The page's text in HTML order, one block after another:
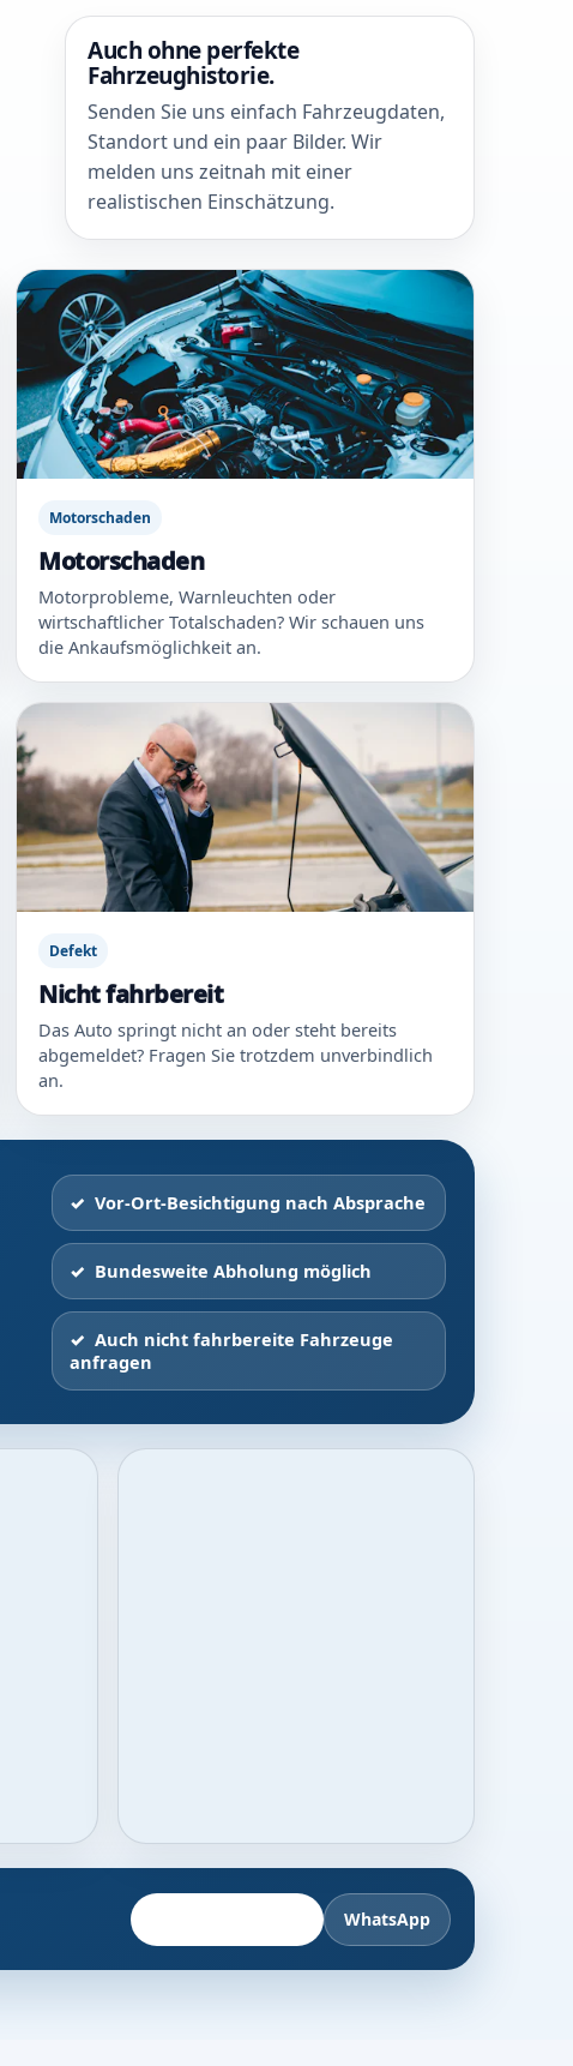
Auch ohne perfekte
Fahrzeughistorie.
Senden Sie uns einfach Fahrzeugdaten,
Standort und ein paar Bilder. Wir
melden uns zeitnah mit einer
realistischen Einschätzung.
Motorschaden
Motorschaden
Motorprobleme, Warnleuchten oder
wirtschaftlicher Totalschaden? Wir schauen uns
die Ankaufsmöglichkeit an.
Defekt
Nicht fahrbereit
Das Auto springt nicht an oder steht bereits
abgemeldet? Fragen Sie trotzdem unverbindlich
an.
Vor-Ort-Besichtigung nach Absprache
Bundesweite Abholung möglich
Auch nicht fahrbereite Fahrzeuge
anfragen
WhatsApp